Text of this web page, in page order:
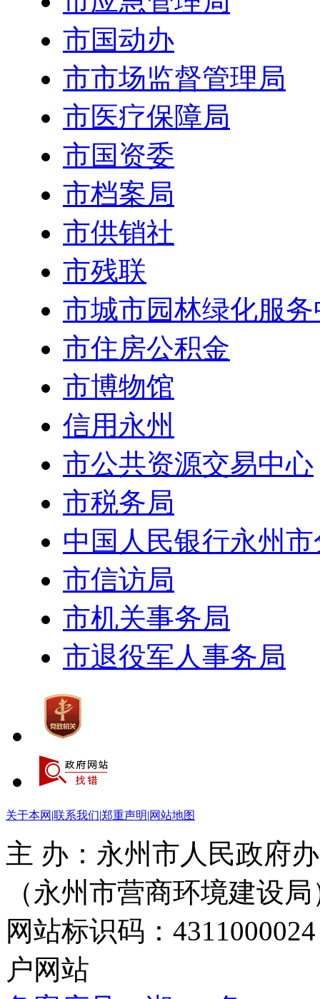
市国动办
市市场监督管理局
市医疗保障局
市国资委
市档案局
市供销社
市残联
市城市园林绿化服
市住房公积金
市博物馆
信用永州
市公共资源交易中心
市税务局
中国人民银行永州
市信访局
市机关事务局
市退役军人事务局
关于本网 |联系我们|郑重声明|网站地图
主 办：永州市人民政府
（永州市营商环境建设局
网站标识码：
户网站